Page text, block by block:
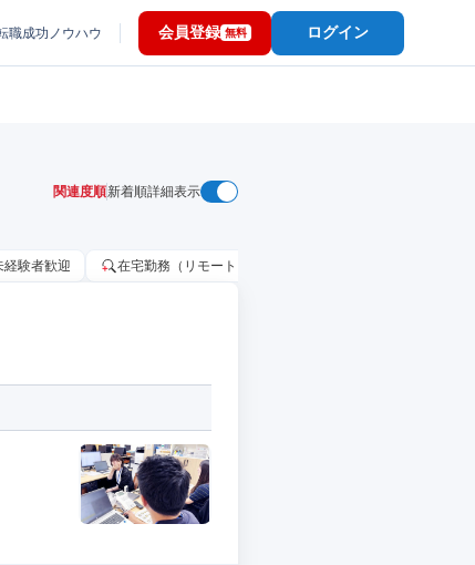
職成功ノウハウ 会員登録 無料 ログイン
関連度順新着順詳細表示
経験者歓迎 在宅勤務（リモートワーク）OK